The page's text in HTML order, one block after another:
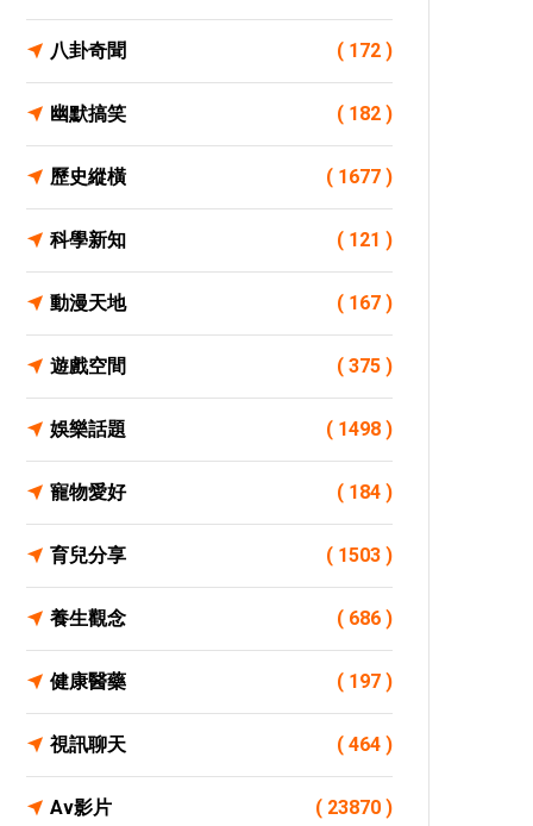
八卦奇聞 ( 172 )
幽默搞笑 ( 182 )
歷史縱橫 ( 1677 )
科學新知 ( 121 )
動漫天地 ( 167 )
遊戲空間 ( 375 )
娛樂話題 ( 1498 )
寵物愛好 ( 184 )
育兒分享 ( 1503 )
養生觀念 ( 686 )
健康醫藥 ( 197 )
視訊聊天 ( 464 )
Av影片 ( 23870 )